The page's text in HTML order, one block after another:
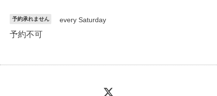
予約承れません every Saturday
予約不可